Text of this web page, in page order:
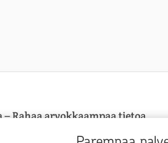
– Rahaa arvokkaampaa tietoa
OP Pohjolan asiakasmedia, josta saat rahaa